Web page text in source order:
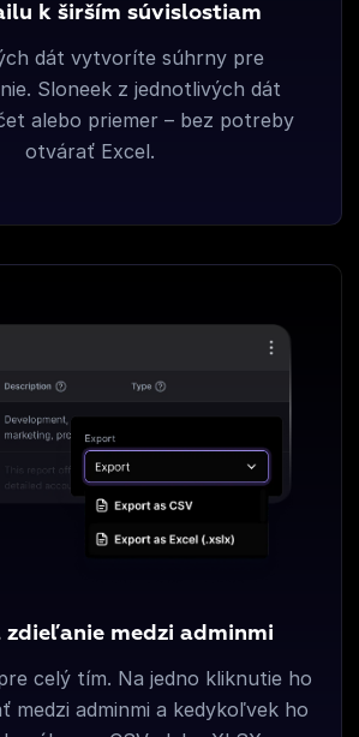
k širším súvislostiam
dát vytvoríte súhrny pre
Sloneek z jednotlivých dát
alebo priemer – bez potreby
otvárať Excel.
zdieľanie medzi adminmi
celý tím. Na jedno kliknutie ho
medzi adminmi a kedykoľvek ho